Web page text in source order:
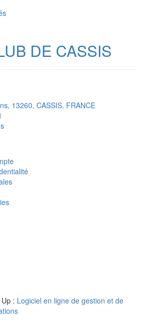
DE CASSIS
13260, CASSIS, FRANCE
: Logiciel en ligne de gestion et de